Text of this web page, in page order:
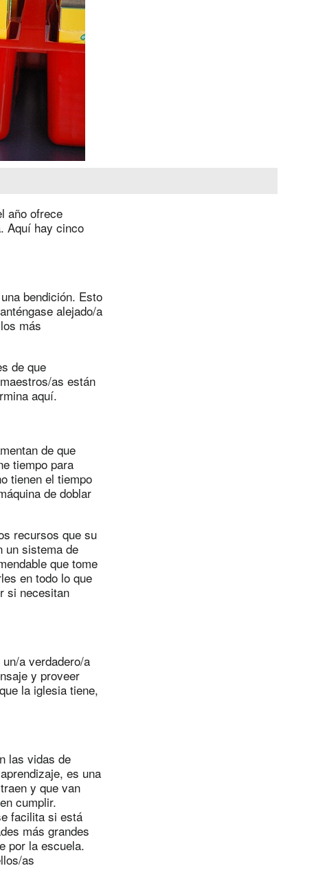
año ofrece
Aquí hay cinco
bendición. Esto
alejado/a
más
de que
as están
aquí.
de que
tiempo para
tienen el tiempo
de doblar
recursos que su
un sistema de
que tome
en todo lo que
si necesitan
a verdadero/a
y proveer
la iglesia tiene,
las vidas de
es una
y que van
cumplir.
facilita si está
más grandes
por la escuela.
as